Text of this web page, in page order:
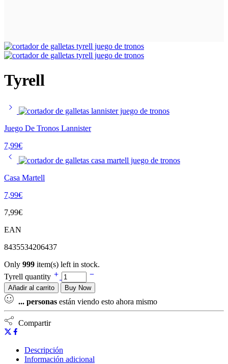
Tyrell
Juego De Tronos Lannister
7,99€
Casa Martell
7,99€
7,99€
EAN
8435534206437
Only 999 item(s) left in stock.
Tyrell quantity
Añadir al carrito Buy Now
... personas están viendo esto ahora mismo
Compartir
Descripción
Información adicional